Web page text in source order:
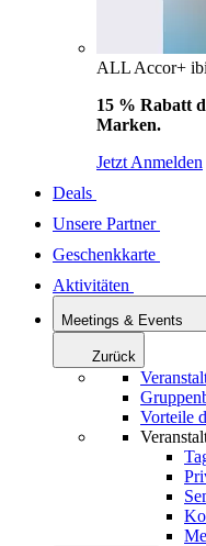
ALL Accor+
15 % Rabatt
Marken.
Jetzt Anmelden
Deals
Unsere Partner
Geschenkkarte
Aktivitäten
Meetings & Events
Zurück
Vorteile